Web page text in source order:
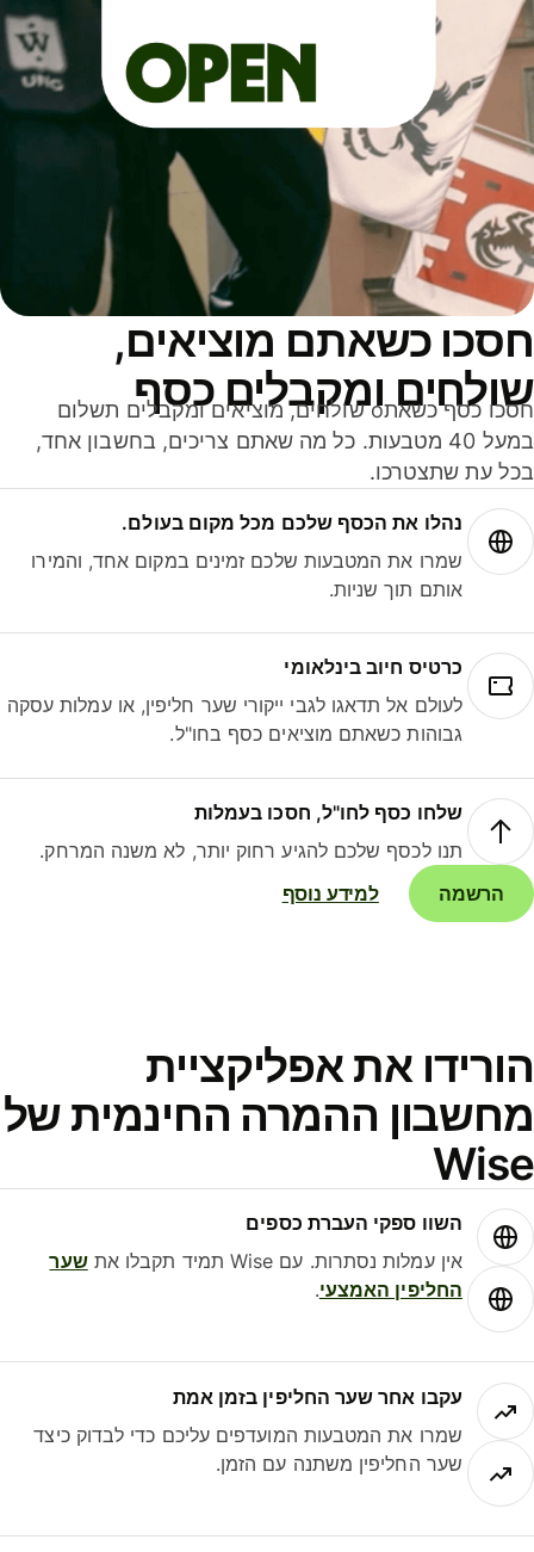
כשאתם מוציאים,
ומקבלים כסף
חסכו כסף כשאתo שולחים, מוציאים ומקבלים תשלום
במעל 40 מטבעות. כל מה שאתם צריכים, בחשבון אחד,
עת שתצטרכו.
נהלו את הכסף שלכם מכל מקום בעולם.
שמרו את המטבעות שלכם זמינים במקום אחד, והמירו
אותם תוך שניות.
כרטיס חיוב בינלאומי
לעולם אל תדאגו לגבי ייקורי שער חליפין, או עמלות עסקה
גבוהות כשאתם מוציאים כסף בחו"ל.
שלחו כסף לחו"ל, חסכו בעמלות
תנו לכסף שלכם להגיע רחוק יותר, לא משנה המרחק.
הרשמה
למידע נוסף
את אפליקציית
ההמרה החינמית של
השוו ספקי העברת כספים
אין עמלות נסתרות. עם Wise תמיד תקבלו את
שער
החליפין האמצעי.
עקבו אחר שער החליפין בזמן אמת
שמרו את המטבעות המועדפים עליכם כדי לבדוק כיצד
שער החליפין משתנה עם הזמן.